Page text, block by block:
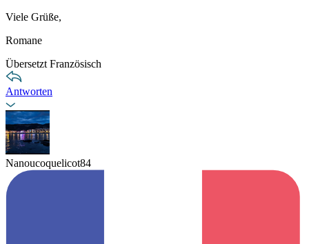
Viele Grüße,
Romane
Übersetzt Französisch
Antworten
Nanoucoquelicot84